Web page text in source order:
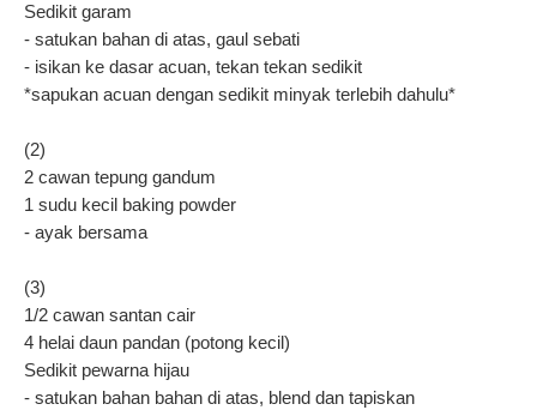
Sedikit garam
- satukan bahan di atas, gaul sebati
- isikan ke dasar acuan, tekan tekan sedikit
*sapukan acuan dengan sedikit minyak terlebih dahulu*
(2)
2 cawan tepung gandum
1 sudu kecil baking powder
- ayak bersama
(3)
1/2 cawan santan cair
4 helai daun pandan (potong kecil)
Sedikit pewarna hijau
- satukan bahan bahan di atas, blend dan tapiskan